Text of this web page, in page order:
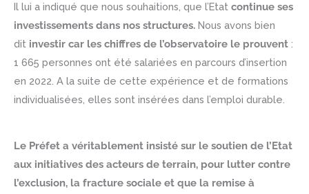
Il lui a indiqué que nous souhaitions, que l’Etat continue ses
investissements dans nos structures. Nous avons bien
dit investir car les chiffres de l’observatoire le prouvent :
1 665 personnes ont été salariées en parcours d’insertion
en 2022. A la suite de cette expérience et de formations
individualisées, elles sont insérées dans l’emploi durable.
Le Préfet a véritablement insisté sur le soutien de l’Etat
aux initiatives des acteurs de terrain, pour lutter contre
l’exclusion, la fracture sociale et que la remise à